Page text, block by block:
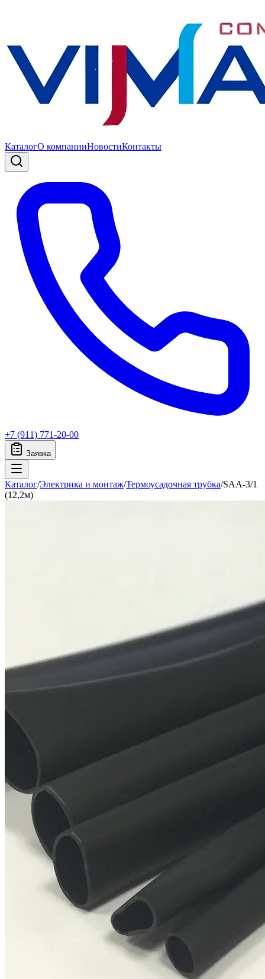
КаталогО компанииНовостиКонтакты
+7 (911) 771-20-00
Заявка
Каталог/Электрика и монтаж/Термоусадочная трубка/SAA-3/1
(12,2м)